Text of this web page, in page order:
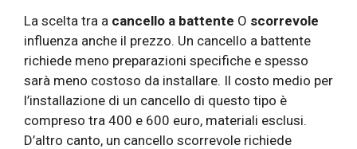
La scelta tra a cancello a battente O scorrevole
influenza anche il prezzo. Un cancello a battente
richiede meno preparazioni specifiche e spesso
sarà meno costoso da installare. Il costo medio per
l’installazione di un cancello di questo tipo è
compreso tra 400 e 600 euro, materiali esclusi.
D’altro canto, un cancello scorrevole richiede